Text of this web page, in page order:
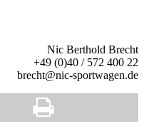
Nic Berthold Brecht
+49 (0)40 / 572 400 22
brecht@nic-sportwagen.de